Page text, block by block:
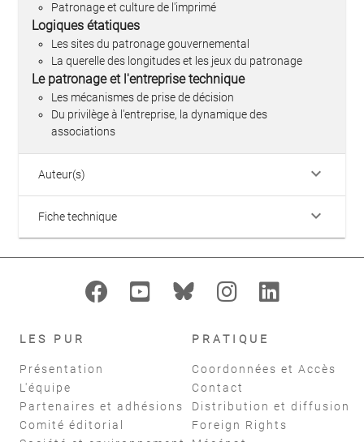
Patronage et culture de l'imprimé
Logiques étatiques
Les sites du patronage gouvernemental
La querelle des longitudes et les jeux du patronage
Le patronage et l'entreprise technique
Les mécanismes de prise de décision
Du privilège à l'entreprise, la dynamique des
associations
Auteur(s) keyboard_arrow_down
Fiche technique keyboard_arrow_down
LES PUR
Présentation
L'équipe
Partenaires et adhésions
Comité éditorial
PRATIQUE
Coordonnées et Accès
Contact
Distribution et diffusion
Foreign Rights